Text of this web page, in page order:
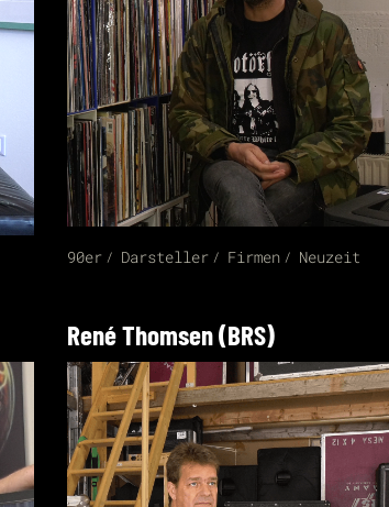
90er Darsteller Firmen Neuzeit
René Thomsen (BRS)